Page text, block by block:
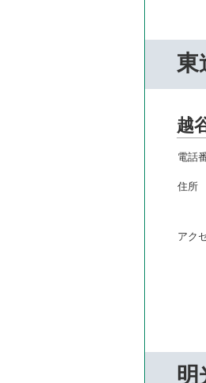
東
越
明